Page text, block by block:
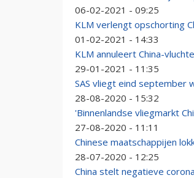
06-02-2021 - 09:25
KLM verlengt opschorting
01-02-2021 - 14:33
KLM annuleert China-
29-01-2021 - 11:35
SAS vliegt eind september
28-08-2020 - 15:32
'Binnenlandse vliegmarkt
27-08-2020 - 11:11
Chinese maatschappijen
28-07-2020 - 12:25
China stelt negatieve